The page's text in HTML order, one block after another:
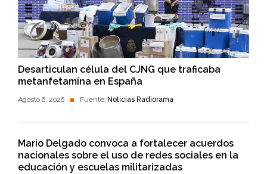
Desarticulan célula del CJNG que traficaba
metanfetamina en España
Agosto 6, 2026 Fuente: Noticias Radiorama
Mario Delgado convoca a fortalecer acuerdos
nacionales sobre el uso de redes sociales en la
educación y escuelas militarizadas